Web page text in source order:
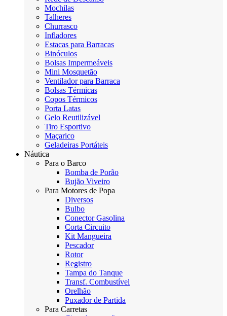
Mochilas
Talheres
Churrasco
Infladores
Estacas para Barracas
Binóculos
Bolsas Impermeáveis
Mini Mosquetão
Ventilador para Barraca
Bolsas Térmicas
Copos Térmicos
Porta Latas
Gelo Reutilizável
Tiro Esportivo
Maçarico
Geladeiras Portáteis
Náutica
Para o Barco
Bomba de Porão
Bujão Viveiro
Para Motores de Popa
Diversos
Bulbo
Conector Gasolina
Corta Circuito
Kit Mangueira
Pescador
Rotor
Registro
Tampa do Tanque
Transf. Combustível
Orelhão
Puxador de Partida
Para Carretas